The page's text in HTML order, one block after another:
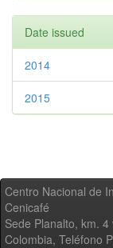
Date issued
2014
2015
Centro Nacional de
Cenicafé
Sede Planalto, km.
Colombia, Teléfono